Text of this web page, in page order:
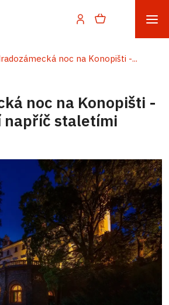
noc na Konopišti -...
noc na Konopišti -
napříč staletími